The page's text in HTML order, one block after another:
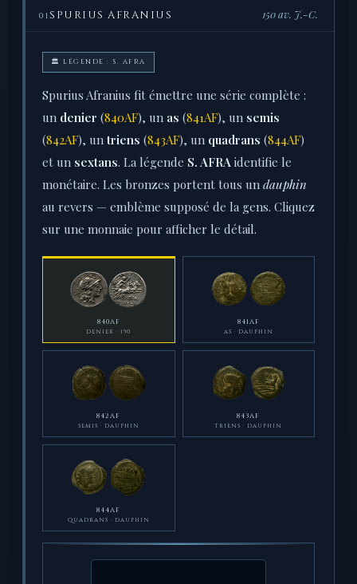
01 SPURIUS AFRANIUS 150 av. J.-C.
🏛 LÉGENDE : S. AFRA
Spurius Afranius fit émettre une série complète :
un denier (840AF), un as (841AF), un semis
(842AF), un triens (843AF), un quadrans (844AF)
et un sextans. La légende S. AFRA identifie le
monétaire. Les bronzes portent tous un dauphin
au revers — emblème supposé de la gens. Cliquez
sur une monnaie pour afficher le détail.
840AF
DENIER · 150
841AF
AS · DAUPHIN
842AF
SEMIS · DAUPHIN
843AF
TRIENS · DAUPHIN
844AF
QUADRANS · DAUPHIN